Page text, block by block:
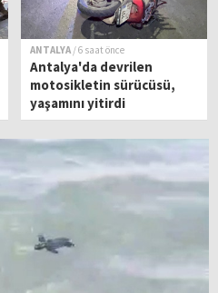
ANTALYA / 6 saat önce
Antalya'da devrilen
motosikletin sürücüsü,
yaşamını yitirdi